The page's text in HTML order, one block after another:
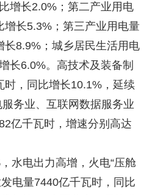
增长2.0%；第二产业用电
增长5.3%；第三产业用电量
长8.9%；城乡居民生活用电
长6.0%。高技术及装备制
时，同比增长10.1%，延续
务业、互联网数据服务业
亿千瓦时，增速分别高达
水电出力高增，火电“压舱
电量7440亿千瓦时，同比